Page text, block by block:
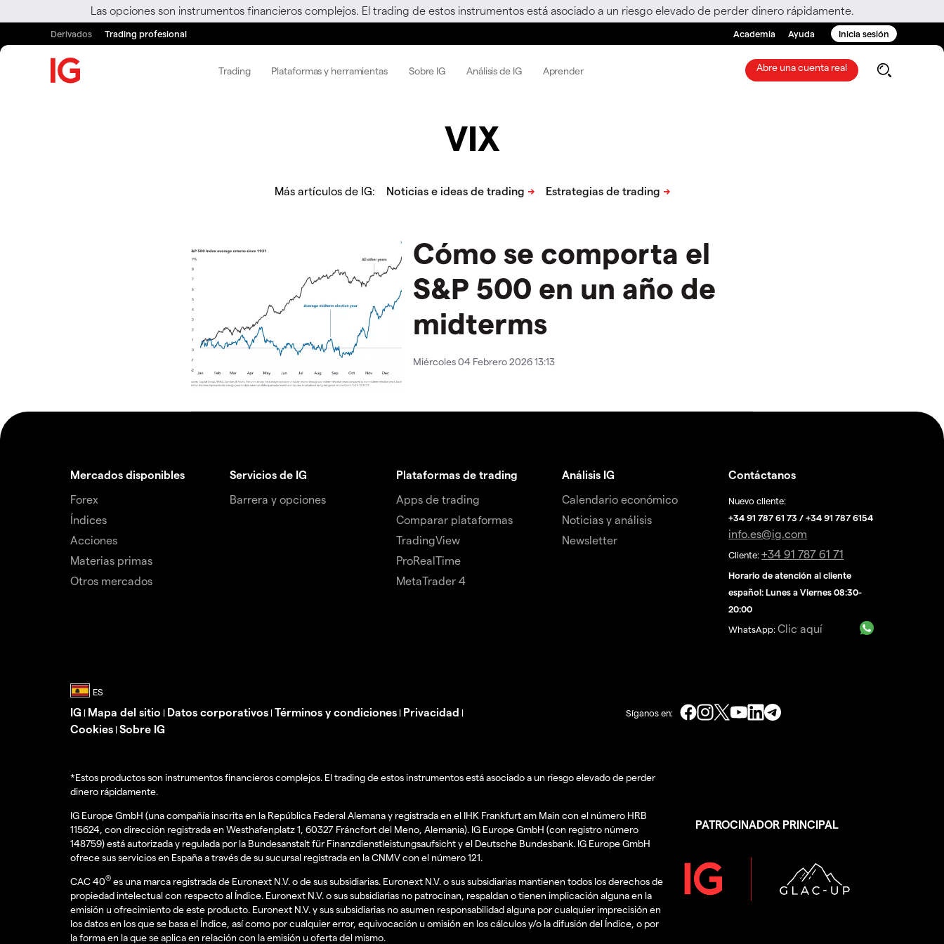
Las opciones son instrumentos financieros complejos. El trading de estos instrumentos está asociado a un riesgo elevado de perder dinero rápidamente.
Derivados Trading profesional Academia Ayuda Inicia sesión
Trading Plataformas y herramientas Sobre IG Análisis de IG Aprender Abre una cuenta real
VIX
Más artículos de IG:
Cómo se comporta el
S&P 500 en un año de
midterms
Miércoles 04 Febrero 2026 13:13
Mercados disponibles
Forex
Índices
Acciones
Materias primas
Otros mercados
Servicios de IG
Barrera y opciones
Plataformas de trading
Apps de trading
Comparar plataformas
TradingView
ProRealTime
MetaTrader 4
Análisis IG
Calendario económico
Noticias y análisis
Newsletter
Contáctanos
Nuevo cliente:
+34 91 787 61 73 / +34 91 787 6154
info.es@ig.com
Cliente:+34 91 787 61 71
Horario de atención al cliente
español: Lunes a Viernes 08:30-
20:00
WhatsApp:Clic aquí
IG | Mapa del sitio | Datos corporativos | Términos y condiciones | Privacidad |
Cookies | Sobre IG
Síganos en:
*Estos productos son instrumentos financieros complejos. El trading de estos instrumentos está asociado a un riesgo elevado de perder
dinero rápidamente.
IG Europe GmbH (una compañía inscrita en la República Federal Alemana y registrada en el IHK Frankfurt am Main con el número HRB
115624, con dirección registrada en Westhafenplatz 1, 60327 Fráncfort del Meno, Alemania). IG Europe GmbH (con registro número
148759) está autorizada y regulada por la Bundesanstalt für Finanzdienstleistungsaufsicht y el Deutsche Bundesbank. IG Europe GmbH
ofrece sus servicios en España a través de su sucursal registrada en la CNMV con el número 121.
CAC 40® es una marca registrada de Euronext N.V. o de sus subsidiarias. Euronext N.V. o sus subsidiarias mantienen todos los derechos de
propiedad intelectual con respecto al Índice. Euronext N.V. o sus subsidiarias no patrocinan, respaldan o tienen implicación alguna en la
emisión u ofrecimiento de este producto. Euronext N.V. y sus subsidiarias no asumen responsabilidad alguna por cualquier imprecisión en
los datos en los que se basa el Índice, así como por cualquier error, equivocación u omisión en los cálculos y/o la difusión del Índice, o por
la forma en la que se aplica en relación con la emisión u oferta del mismo.
PATROCINADOR PRINCIPAL